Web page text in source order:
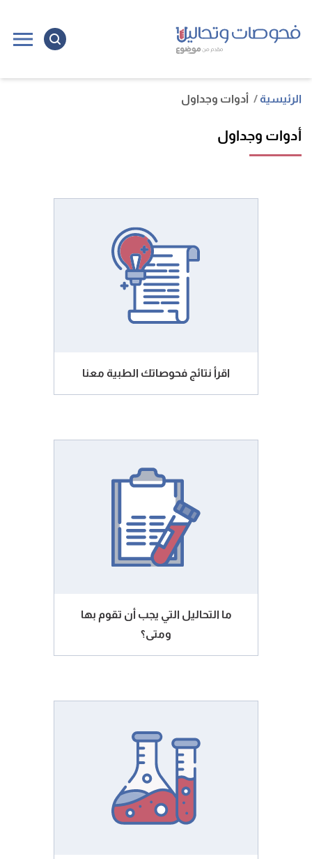
الرئيسية أدوات وجداول
أدوات وجداول
اقرأ نتائج فحوصاتك الطبية معنا
ما التحاليل التي يجب أن تقوم بها
ومتى؟